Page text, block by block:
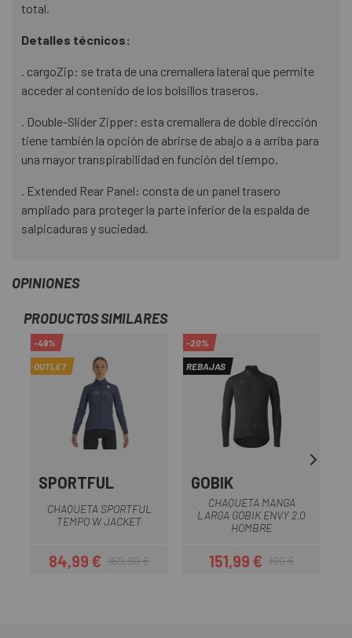
total.
Detalles técnicos:
. cargoZip: se trata de una cremallera lateral que permite
acceder al contenido de los bolsillos traseros.
. Double-Slider Zipper: esta cremallera de doble dirección
tiene también la opción de abrirse de abajo a a arriba para
una mayor transpirabilidad en función del tiempo.
. Extended Rear Panel: consta de un panel trasero
ampliado para proteger la parte inferior de la espalda de
salpicaduras y suciedad.
OPINIONES
PRODUCTOS SIMILARES
-49%
OUTLET
SPORTFUL
CHAQUETA SPORTFUL
TEMPO W JACKET
Precio
84,99 €Precio regular
169,90 €
-20%
REBAJAS
GOBIK
CHAQUETA MANGA
LARGA GOBIK ENVY 2.0
HOMBRE
Precio
151,99 €Precio regular
190 €